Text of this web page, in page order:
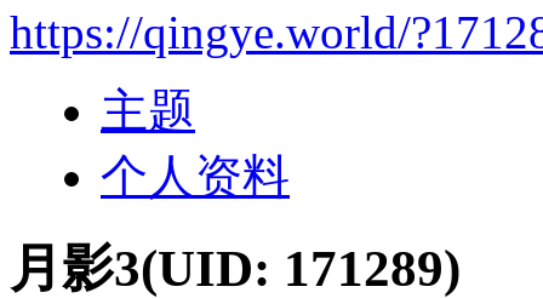
https://qingye.world/
主题
个人资料
月影3(UID: 171289)